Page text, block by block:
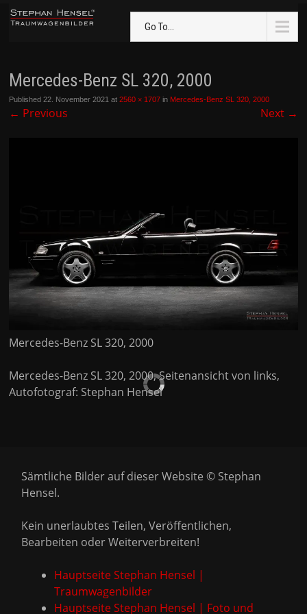
Go To...
Mercedes-Benz SL 320, 2000
Published22. November 2021 at2560 × 1707 in Mercedes-Benz SL 320, 2000
← Previous Next →
Mercedes-Benz SL 320, 2000
Mercedes-Benz SL 320, 2000, Seitenansicht von links,
Autofotograf: Stephan Hensel
Sämtliche Bilder auf dieser Website © Stephan
Hensel.
Kein unerlaubtes Teilen, Veröffentlichen,
Bearbeiten oder Weiterverbreiten!
Hauptseite Stephan Hensel |
Traumwagenbilder
Hauptseite Stephan Hensel | Foto und